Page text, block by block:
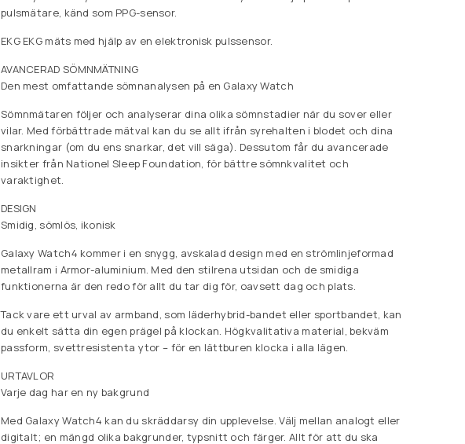
pulsmätare, känd som PPG-sensor.
EKG EKG mäts med hjälp av en elektronisk pulssensor.
AVANCERAD SÖMNMÄTNING
Den mest omfattande sömnanalysen på en Galaxy Watch
Sömnmätaren följer och analyserar dina olika sömnstadier när du sover eller
vilar. Med förbättrade mätval kan du se allt ifrån syrehalten i blodet och dina
snarkningar (om du ens snarkar, det vill säga). Dessutom får du avancerade
insikter från Nationel Sleep Foundation, för bättre sömnkvalitet och
varaktighet.
DESIGN
Smidig, sömlös, ikonisk
Galaxy Watch4 kommer i en snygg, avskalad design med en strömlinjeformad
metallram i Armor-aluminium. Med den stilrena utsidan och de smidiga
funktionerna är den redo för allt du tar dig för, oavsett dag och plats.
Tack vare ett urval av armband, som läderhybrid-bandet eller sportbandet, kan
du enkelt sätta din egen prägel på klockan. Högkvalitativa material, bekväm
passform, svettresistenta ytor – för en lättburen klocka i alla lägen.
URTAVLOR
Varje dag har en ny bakgrund
Med Galaxy Watch4 kan du skräddarsy din upplevelse. Välj mellan analogt eller
digitalt; en mängd olika bakgrunder, typsnitt och färger. Allt för att du ska